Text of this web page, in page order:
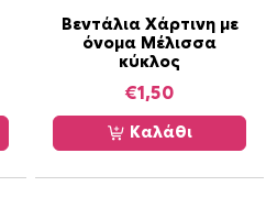
Βεντάλια Χάρτινη με
όνομα Μέλισσα
κύκλος
€1,50
Καλάθι